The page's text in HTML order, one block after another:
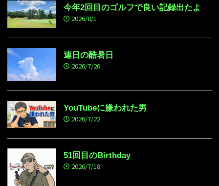
今年2回目のゴルフで良い記録出たよ
2026/8/1
連日の酷暑日
2026/7/26
YouTubeに嫌われた男
2026/7/22
51回目のBirthday
2026/7/18